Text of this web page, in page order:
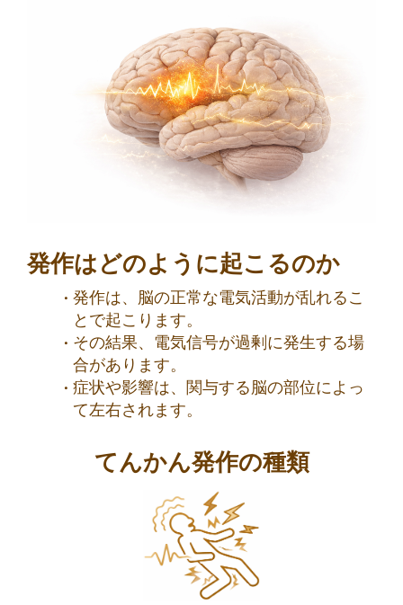
発作はどのように起こるのか
発作は、脳の正常な電気活動が乱れるこ
とで起こります。
その結果、電気信号が過剰に発生する場
合があります。
症状や影響は、関与する脳の部位によっ
て左右されます。
てんかん発作の種類